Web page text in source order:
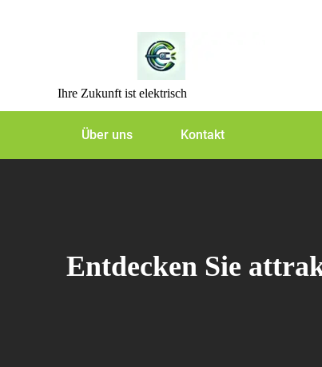
Ihre Zukunft ist elektrisch
Über uns Kontakt
Entdecken Sie